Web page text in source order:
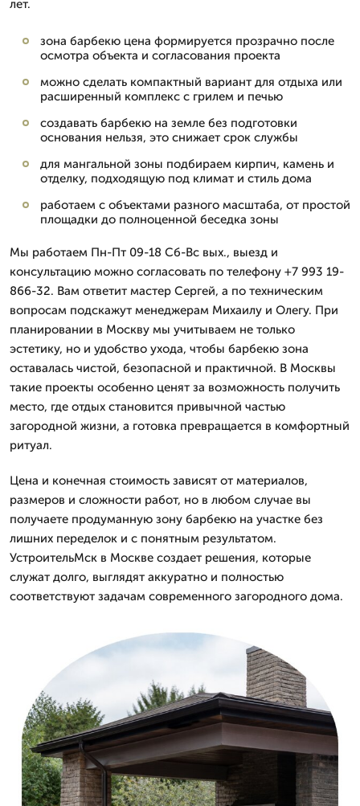
лет.
зона барбекю цена формируется прозрачно после
осмотра объекта и согласования проекта
можно сделать компактный вариант для отдыха или
расширенный комплекс с грилем и печью
создавать барбекю на земле без подготовки
основания нельзя, это снижает срок службы
для мангальной зоны подбираем кирпич, камень и
отделку, подходящую под климат и стиль дома
работаем с объектами разного масштаба, от простой
площадки до полноценной беседка зоны
Мы работаем Пн-Пт 09-18 Сб-Вс вых., выезд и
консультацию можно согласовать по телефону +7 993 19-
866-32. Вам ответит мастер Сергей, а по техническим
вопросам подскажут менеджерам Михаилу и Олегу. При
планировании в Москву мы учитываем не только
эстетику, но и удобство ухода, чтобы барбекю зона
оставалась чистой, безопасной и практичной. В Москвы
такие проекты особенно ценят за возможность получить
место, где отдых становится привычной частью
загородной жизни, а готовка превращается в комфортный
ритуал.
Цена и конечная стоимость зависят от материалов,
размеров и сложности работ, но в любом случае вы
получаете продуманную зону барбекю на участке без
лишних переделок и с понятным результатом.
УстроительМск в Москве создает решения, которые
служат долго, выглядят аккуратно и полностью
соответствуют задачам современного загородного дома.